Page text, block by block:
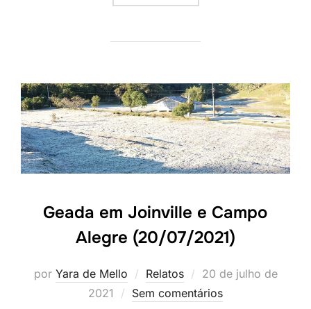
Geada em Joinville e Campo
Alegre (20/07/2021)
por Yara de Mello Relatos
20 de julho de
2021
Sem comentários